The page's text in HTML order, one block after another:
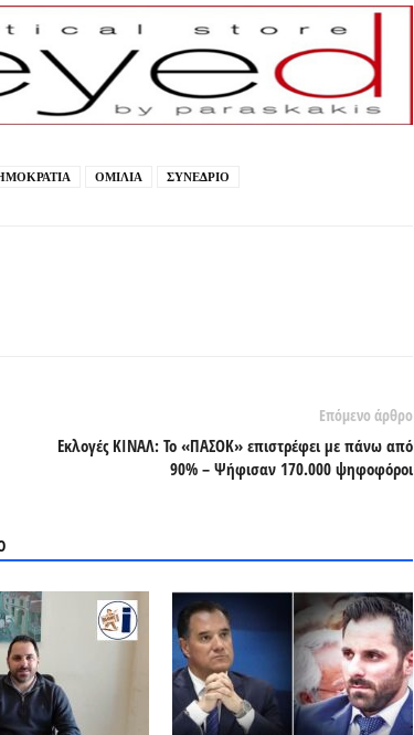
ΟΜΙΛΙΑ ΣΥΝΕΔΡΙΟ
Επόμενο άρθρο
Εκλογές ΚΙΝΑΛ: Το «ΠΑΣΟΚ» επιστρέφει με πάνω από
90% – Ψήφισαν 170.000 ψηφοφόροι